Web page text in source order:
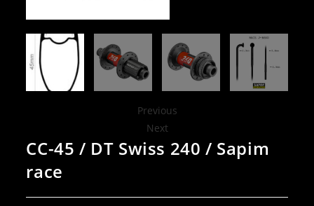
Previous
Next
CC-45 / DT Swiss 240 / Sapim
race